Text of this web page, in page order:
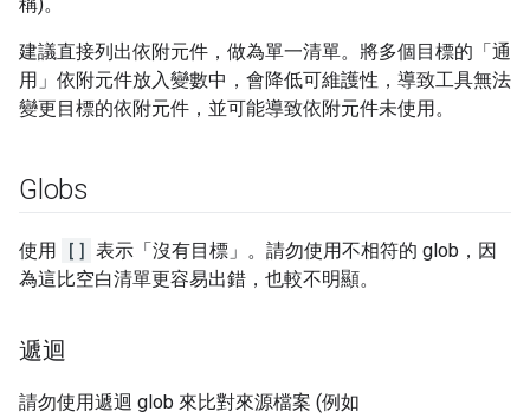
建議直接列出依附元件，做為單一清單。將多個目標的「通
用」依附元件放入變數中，會降低可維護性，導致工具無法
變更目標的依附元件，並可能導致依附元件未使用。
Globs
使用 [] 表示「沒有目標」。請勿使用不相符的 glob，因
為這比空白清單更容易出錯，也較不明顯。
遞迴
請勿使用遞迴 glob 來比對來源檔案 (例如